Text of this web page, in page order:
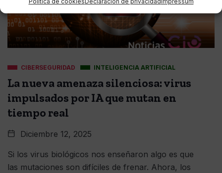
CIBERSEGURIDAD INTELIGENCIA ARTIFICIAL
La nueva amenaza silenciosa: virus
impulsados por IA que mutan en
tiempo real
Diciembre 12, 2025
Si los virus biológicos nos enseñaron algo es que
las mutaciones son difíciles de frenar. Ahora, los